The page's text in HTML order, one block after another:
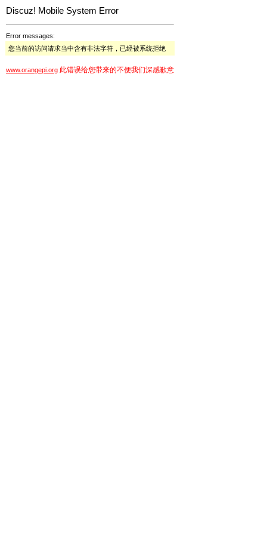
Discuz! Mobile System Error
Error messages:
您当前的访问请求当中含有非法字符，已经被系统拒绝
www.orangepi.org 此错误给您带来的不便我们深感歉意